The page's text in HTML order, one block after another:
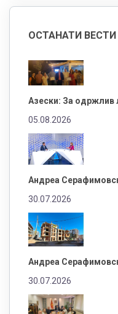
ОСТАНАТИ ВЕСТИ
Азески: За одржлив
05.08.2026
Андреа
30.07.2026
Андреа
30.07.2026